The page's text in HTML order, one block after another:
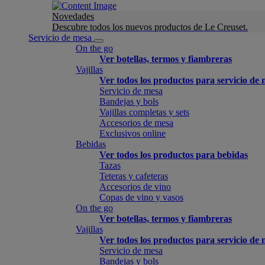
Novedades
Descubre todos los nuevos productos de Le Creuset.
Servicio de mesa
On the go
Ver botellas, termos y fiambreras
Vajillas
Ver todos los productos para servicio de
Servicio de mesa
Bandejas y bols
Vajillas completas y sets
Accesorios de mesa
Exclusivos online
Bebidas
Ver todos los productos para bebidas
Tazas
Teteras y cafeteras
Accesorios de vino
Copas de vino y vasos
On the go
Ver botellas, termos y fiambreras
Vajillas
Ver todos los productos para servicio de
Servicio de mesa
Bandejas y bols